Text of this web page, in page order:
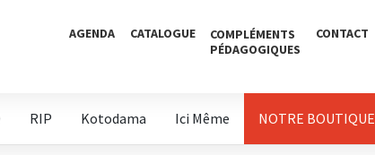
AGENDA CATALOGUE
COMPLÉMENTS
PÉDAGOGIQUES
CONTACT
RIP Kotodama Ici Même NOTRE BOUTIQUE